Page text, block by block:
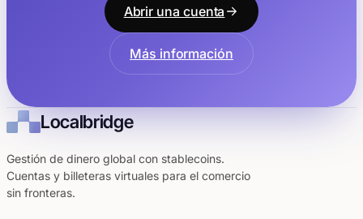
Abrir una cuenta
Más información
Localbridge
Gestión de dinero global con stablecoins.
Cuentas y billeteras virtuales para el comercio
sin fronteras.